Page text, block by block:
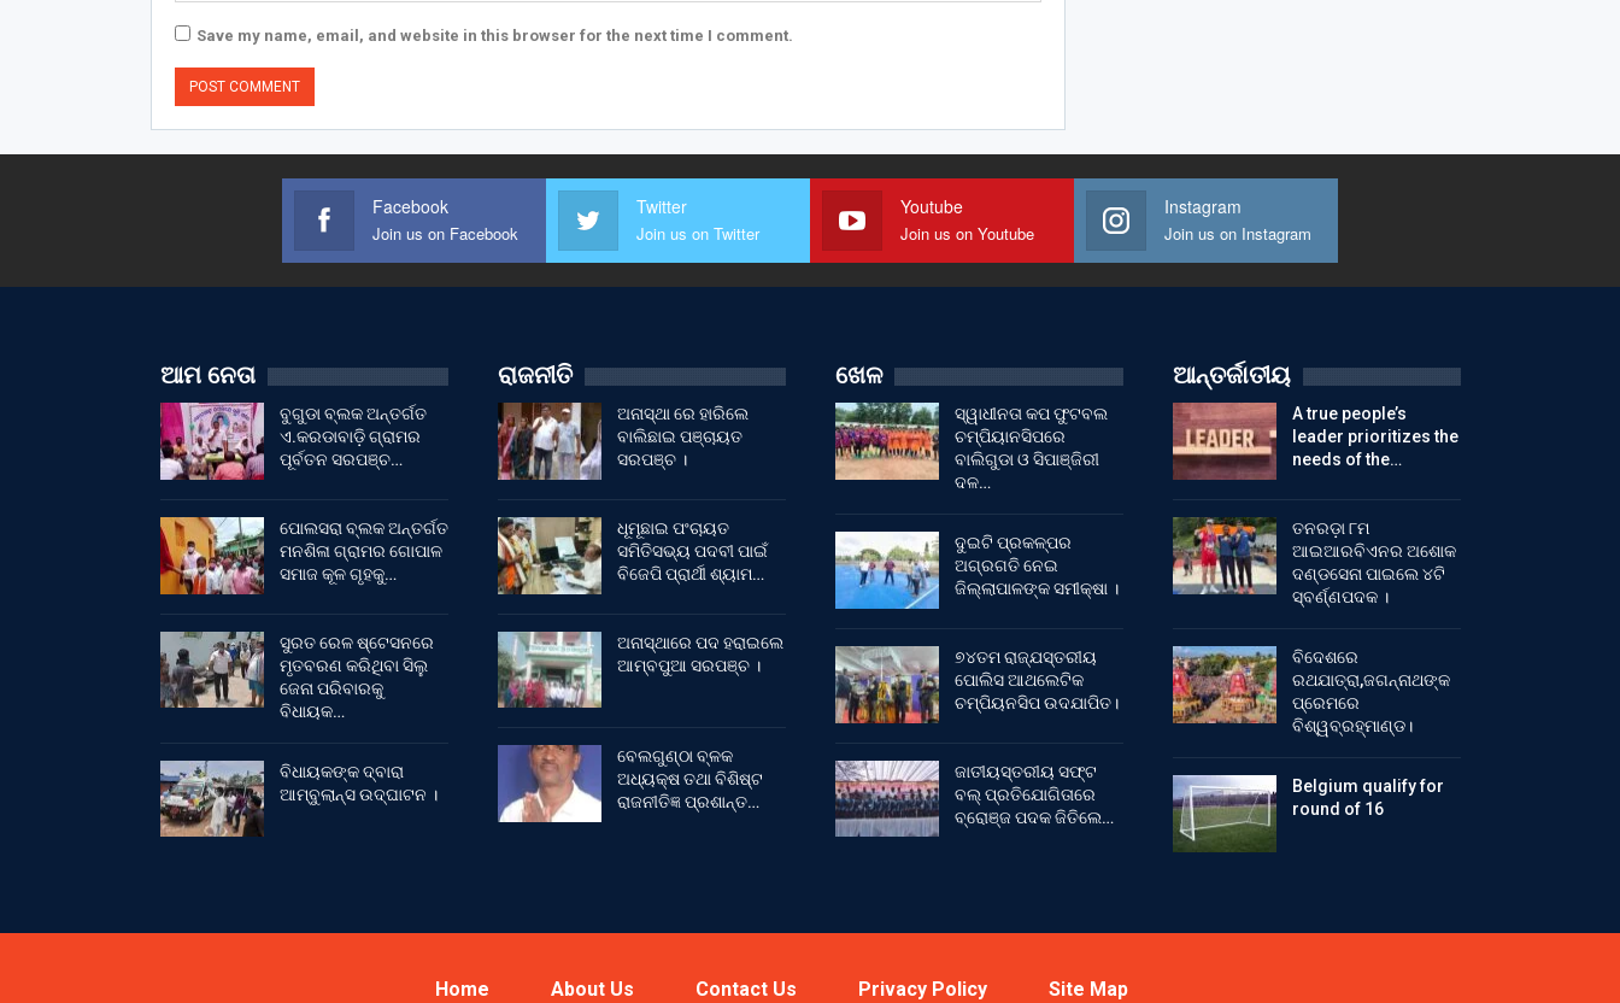
Save my name, email, and website in this browser for the next time I comment.
Facebook
Join us on Facebook
Twitter
Join us on Twitter
Youtube
Join us on Youtube
Instagram
Join us on Instagram
ଆମ ନେତା
ବୁଗୁଡା ବ୍ଲକ ଅନ୍ତର୍ଗତ
ଏ.କରଡାବାଡ଼ି ଗ୍ରାମର
ପୂର୍ବତନ ସରପଞ୍ଚ…
ପୋଲସରା ବ୍ଲକ ଅନ୍ତର୍ଗତ
ମନଶିଳା ଗ୍ରାମର ଗୋପାଳ
ସମାଜ କୂଳ ଗୃହକୁ…
ସୁରତ ରେଳ ଷ୍ଟେସନରେ
ମୃତବରଣ କରିଥିବା ସିଲୁ
ଜେନା ପରିବାରକୁ
ବିଧାୟକ…
ବିଧାୟକଙ୍କ ଦ୍ବାରା
ଆମ୍ବୁଲାନ୍ସ ଉଦ୍‌ଘାଟନ ।
ରାଜନୀତି
ଅନାସ୍ଥା ରେ ହାରିଲେ
ବାଲିଛାଇ ପଞ୍ଚାୟତ
ସରପଞ୍ଚ ।
ଧୂମୂଛାଇ ପଂଚାୟତ
ସମିତିସଭ୍ୟ ପଦବୀ ପାଇଁ
ବିଜେପି ପ୍ରାର୍ଥୀ ଶ୍ୟାମ…
ଅନାସ୍ଥାରେ ପଦ ହରାଇଲେ
ଆମ୍ବପୁଆ ସରପଞ୍ଚ ।
ବେଲଗୁଣ୍ଠା ବ୍ଳକ
ଅଧ୍ୟକ୍ଷ ତଥା ବିଶିଷ୍ଟ
ରାଜନୀତିଜ୍ଞ ପ୍ରଶାନ୍ତ…
ଖେଳ
ସ୍ୱାଧୀନତା କପ ଫୁଟବଲ
ଚମ୍ପିୟାନସିପରେ
ବାଲିଗୁଡା ଓ ସିପାଞ୍ଜିରୀ
ଦଳ…
ଦୁଇଟି ପ୍ରକଳ୍ପର
ଅଗ୍ରଗତି ନେଇ
ଜିଲ୍ଲାପାଳଙ୍କ ସମୀକ୍ଷା ।
୭୪ତମ ରାଜ୍ଯସ୍ତରୀୟ
ପୋଲିସ ଆଥଲେଟିକ
ଚମ୍ପିୟନସିପ ଉଦଯାପିତ।
ଜାତୀୟସ୍ତରୀୟ ସଫ୍ଟ
ବଲ୍ ପ୍ରତିଯୋଗିତାରେ
ବ୍ରୋଞ୍ଜ ପଦକ ଜିତିଲେ…
ଆନ୍ତର୍ଜାତୀୟ
A true people’s
leader prioritizes the
needs of the…
ତନରଡ଼ା ୮ମ
ଆଇଆରବିଏନର ଅଶୋକ
ଦଣ୍ଡସେନା ପାଇଲେ ୪ଟି
ସ୍ବର୍ଣ୍ଣପଦକ ।
ବିଦେଶରେ
ରଥଯାତ୍ରା,ଜଗନ୍ନାଥଙ୍କ
ପ୍ରେମରେ
ବିଶ୍ୱବ୍ରହ୍ମାଣ୍ଡ।
Belgium qualify for
round of 16
Home About Us Contact Us Privacy Policy Site Map